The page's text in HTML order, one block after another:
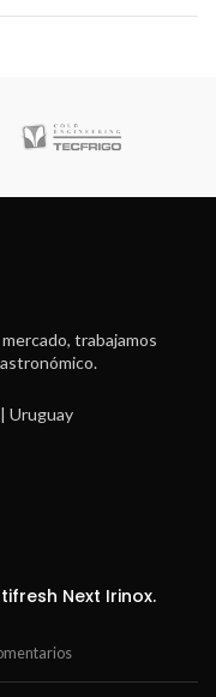
trabajamos
Uruguay
Next Irinox.